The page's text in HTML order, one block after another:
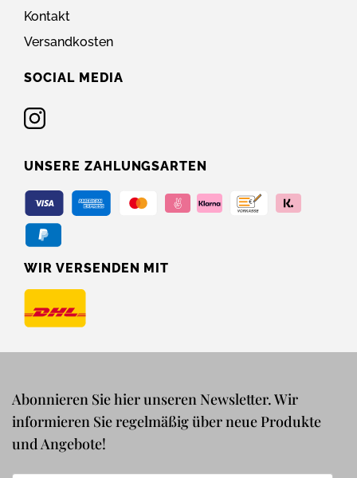
Kontakt
Versandkosten
SOCIAL MEDIA
UNSERE ZAHLUNGSARTEN
WIR VERSENDEN MIT
Abonnieren Sie hier unseren Newsletter. Wir
informieren Sie regelmäßig über neue Produkte
und Angebote!